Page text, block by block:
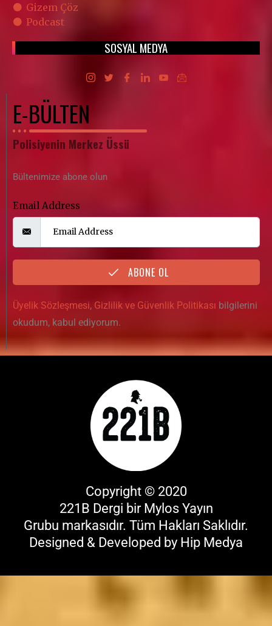
Gizem Çöz
Podcast
SOSYAL MEDYA
E-BÜLTEN
Polisiyenin Merkez Üssü
Bültenimize abone olun
Email Address
ABONE OL
Üyelik Sözleşmesi, Gizlilik ve Güvenlik Politikası bilgilerini
okudum, kabul ediyorum.
Copyright © 2020
221B Dergi bir Mylos Yayın
Grubu markasıdır. Tüm Hakları Saklıdır.
Designed & Developed by Hip Medya